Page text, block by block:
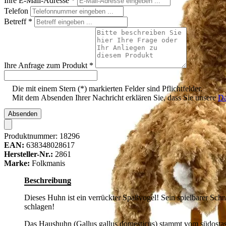
Telefon
Betreff *
Ihre Anfrage zum Produkt *
Die mit einem Stern (*) markierten Felder sind Pflichtfelder.
Mit dem Absenden Ihrer Nachricht erklären Sie, dass Sie unsere
Absenden
Produktnummer: 18296
EAN: 638348028617
Hersteller-Nr.: 2861
Marke: Folkmanis
Beschreibung
Dieses Huhn ist ein verrückter Spaßvogel! Sein spielbarer
schlagen!
Das Haushuhn (Gallus gallus domesticus) stammt vom